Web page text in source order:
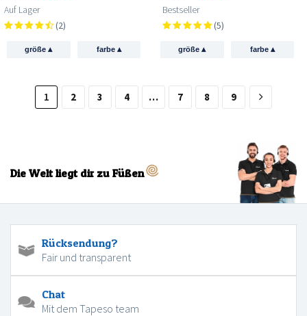
Auf Lager
(2)
größe▴ farbe ▴
Bestseller
(5)
größe▴ farbe ▴
1 2 3 4 … 7 8 9
Die Welt liegt dir zu Füßen
Rücksendung?
Fair und transparent
Chat
Mit dem Tapeso team